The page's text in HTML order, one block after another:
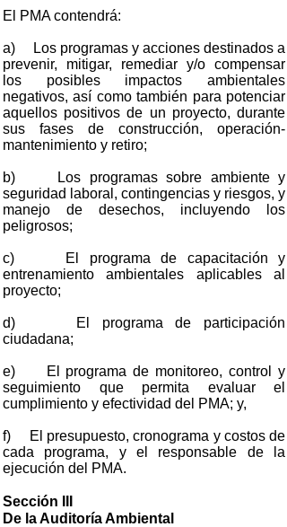
El PMA contendrá:
a) Los programas y acciones destinados a
prevenir, mitigar, remediar y/o compensar
los posibles impactos ambientales
negativos, así como también para potenciar
aquellos positivos de un proyecto, durante
sus fases de construcción, operación-
mantenimiento y retiro;
b) Los programas sobre ambiente y
seguridad laboral, contingencias y riesgos, y
manejo de desechos, incluyendo los
peligrosos;
c) El programa de capacitación y
entrenamiento ambientales aplicables al
proyecto;
d) El programa de participación
ciudadana;
e) El programa de monitoreo, control y
seguimiento que permita evaluar el
cumplimiento y efectividad del PMA; y,
f) El presupuesto, cronograma y costos de
cada programa, y el responsable de la
ejecución del PMA.
Sección III
De la Auditoría Ambiental